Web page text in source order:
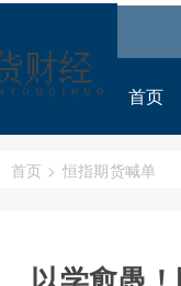
首页
首页 > 恒指期货喊单